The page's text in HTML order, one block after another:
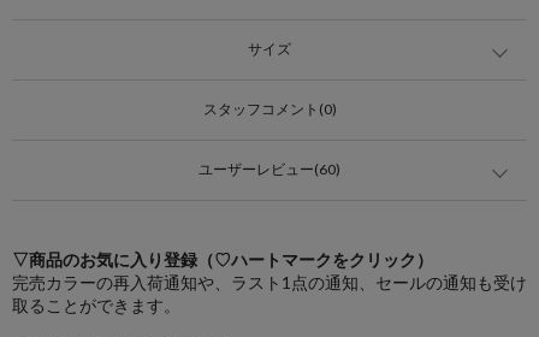
サイズ
スタッフコメント(0)
ユーザーレビュー(60)
▽商品のお気に入り登録（♡ハートマークをクリック）
完売カラーの再入荷通知や、ラスト1点の通知、セールの通知も受け
取ることができます。